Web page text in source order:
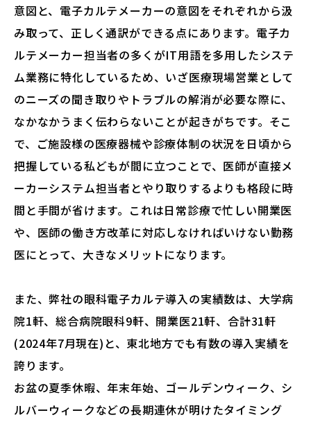
意図と、電子カルテメーカーの意図をそれぞれから汲
み取って、正しく通訳ができる点にあります。電子カ
ルテメーカー担当者の多くがIT用語を多用したシステ
ム業務に特化しているため、いざ医療現場営業として
のニーズの聞き取りやトラブルの解消が必要な際に、
なかなかうまく伝わらないことが起きがちです。そこ
で、ご施設様の医療器械や診療体制の状況を日頃から
把握している私どもが間に立つことで、医師が直接メ
ーカーシステム担当者とやり取りするよりも格段に時
間と手間が省けます。これは日常診療で忙しい開業医
や、医師の働き方改革に対応しなければいけない勤務
医にとって、大きなメリットになります。
また、弊社の眼科電子カルテ導入の実績数は、大学病
院1軒、総合病院眼科9軒、開業医21軒、合計31軒
(2024年7月現在)と、東北地方でも有数の導入実績を
誇ります。
お盆の夏季休暇、年末年始、ゴールデンウィーク、シ
ルバーウィークなどの長期連休が明けたタイミング